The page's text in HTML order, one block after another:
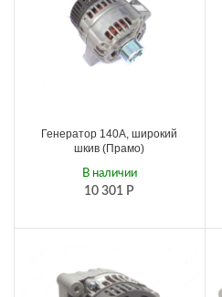
Генератор 140А, широкий
шкив (Прамо)
10 301 Р
В наличии